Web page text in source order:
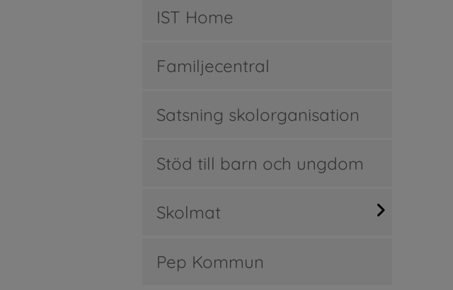
IST Home
Familjecentral
Satsning skolorganisation
Stöd till barn och ungdom
Skolmat
Pep Kommun